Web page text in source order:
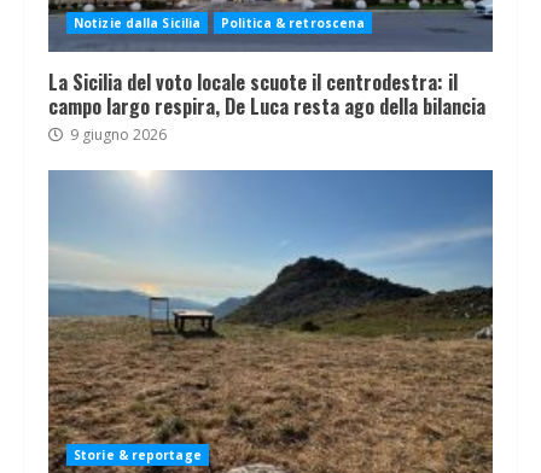
Notizie dalla Sicilia Politica & retroscena
La Sicilia del voto locale scuote il centrodestra: il
campo largo respira, De Luca resta ago della bilancia
9 giugno 2026
Storie & reportage